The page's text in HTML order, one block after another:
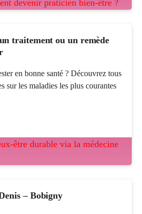
traitement ou un remède
en bonne santé ? Découvrez tous
sur les maladies les plus courantes
– Bobigny